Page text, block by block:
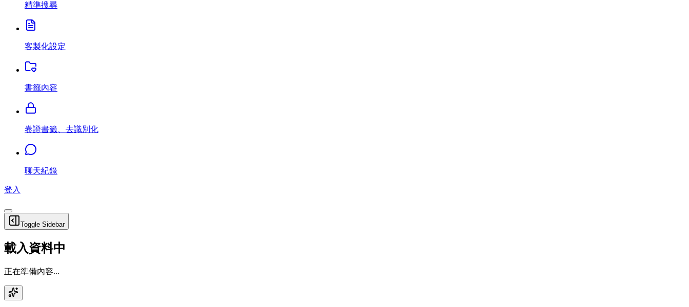
精準搜尋
客製化設定
書籤內容
卷證書籤、去識別化
聊天紀錄
登入
Toggle Sidebar
載入資料中
正在準備內容...